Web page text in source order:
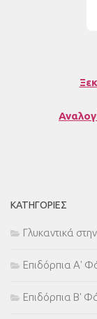
ΚΑΤΗΓΟΡΊΕΣ
Γλυκαντικά
Επιδόρπια Α'
Επιδόρπια Β'